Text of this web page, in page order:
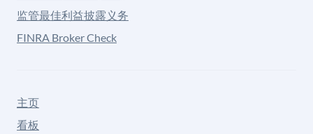
监管最佳利益披露义务
FINRA Broker Check
主页
看板